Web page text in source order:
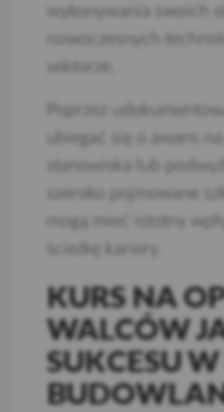
wykonywania swoich
nowoczesnych
Poprzez
ubiegać się o awans
stanowiska lub
szeroko pojmowane
mogą mieć istotny
KURS NA
WALCÓW
SUKCESU